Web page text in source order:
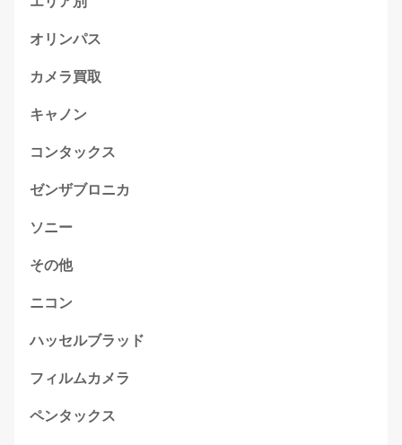
オリンパス
カメラ買取
キャノン
コンタックス
ゼンザブロニカ
ソニー
その他
ニコン
ハッセルブラッド
フィルムカメラ
ペンタックス